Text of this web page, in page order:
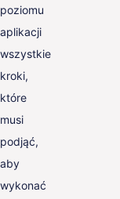
poziomu
aplikacji
wszystkie
kroki,
które
musi
podjąć,
aby
wykonać